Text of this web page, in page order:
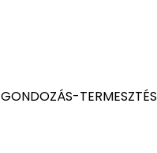
GONDOZÁS-TERMESZTÉS